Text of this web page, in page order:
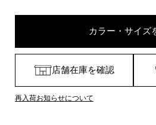
カラー・サイズ
店舗在庫を確認
再入荷お知らせについて